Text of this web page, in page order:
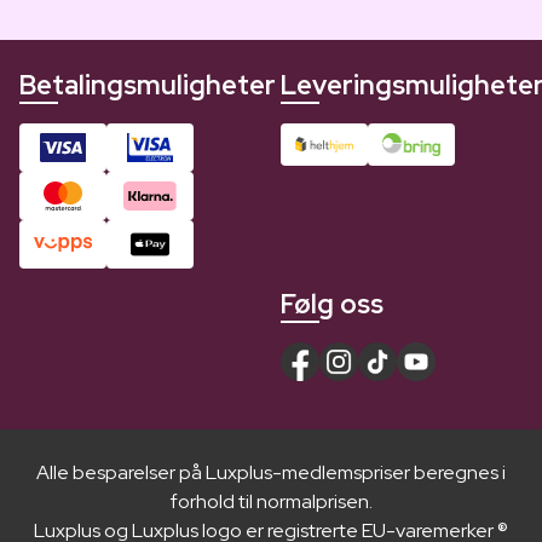
Betalingsmuligheter
Følg oss
Alle besparelser på Luxplus-medlemspriser beregnes i
forhold til normalprisen.
Luxplus og Luxplus logo er registrerte EU-varemerker ®